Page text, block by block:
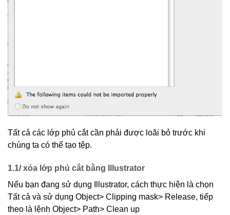
Tất cả các lớp phủ cắt cần phải được loãi bỏ trước khi
chúng ta có thể tạo tệp.
1.1/ xóa lớp phủ cắt bằng Illustrator
Nếu bạn đang sử dụng Illustrator, cách thực hiện là chọn
Tất cả và sử dụng Object> Clipping mask> Release, tiếp
theo là lệnh Object> Path> Clean up